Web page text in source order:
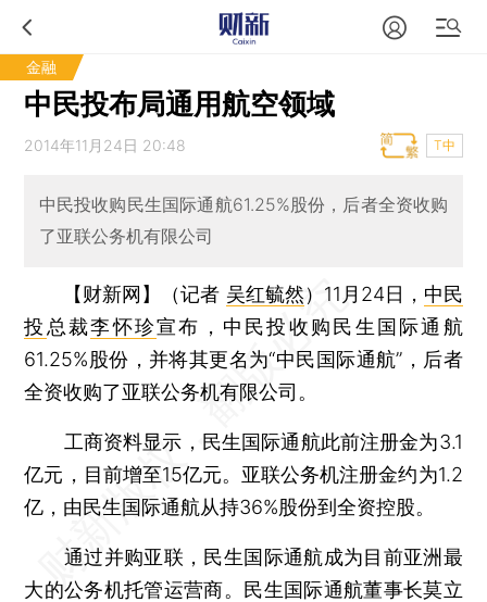
金融
中民投布局通用航空领域
2014年11月24日 20:48 T中
中民投收购民生国际通航61.25%股份，后者全资收购
了亚联公务机有限公司
【财新网】（记者 吴红毓然） 11月24日， 中民
投 总裁李怀珍宣布，中民投收购民生国际通航
61.25%股份，并将其更名为“中民国际通航”，后者
全资收购了亚联公务机有限公司。
工商资料显示，民生国际通航此前注册金为3.1
亿元，目前增至15亿元。亚联公务机注册金约为1.2
亿，由民生国际通航从持36%股份到全资控股。
通过并购亚联，民生国际通航成为目前亚洲最
大的公务机托管运营商。民生国际通航董事长莫立